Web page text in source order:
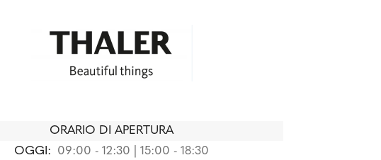
ORARIO DI APERTURA
OGGI:
09:00 - 12:30 | 15:00 - 18:30